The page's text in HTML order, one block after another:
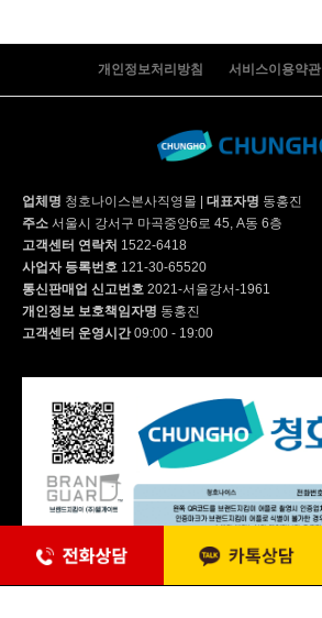
WI-55S9500CM | 53,900
CHP-5440S | 56,900
WP-55S9500M | 41,900
WP-45S9P51CM | 39,900
개인정보처리방침 서비스이용약관
업체명 청호나이스본사직영몰 | 대표자명 동홍진
주소 서울시 강서구 마곡중앙6로 45, A동 6층
고객센터 연락처 1522-6418
사업자 등록번호 121-30-65520
통신판매업 신고번호 2021-서울강서-1961
개인정보 보호책임자명 동홍진
고객센터 운영시간09:00 - 19:00